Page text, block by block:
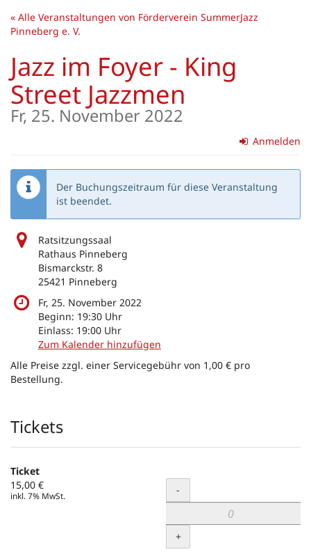
Zum
Haupt-
« Alle Veranstaltungen von Förderverein SummerJazz
Pinneberg e. V.
Jazz im Foyer - King
Street Jazzmen
Fr, 25. November 2022
Anmelden
Der Buchungszeitraum für diese Veranstaltung
ist beendet.
Ratsitzungssaal
Rathaus Pinneberg
Bismarckstr. 8
25421 Pinneberg
Fr, 25. November 2022
Beginn: 19:30 Uhr
Einlass: 19:00 Uhr
Zum Kalender hinzufügen
Alle Preise zzgl. einer Servicegebühr von 1,00 € pro
Bestellung.
Produkte
Tickets
Ticket
15,00 €
inkl. 7% MwSt. Menge
-
+